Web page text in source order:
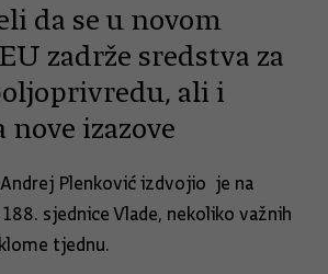
da se u novom
zadrže sredstva za
ali i
izazove
Andrej Plenković izdvojio je na
sjednice Vlade, nekoliko važnih
tjednu.